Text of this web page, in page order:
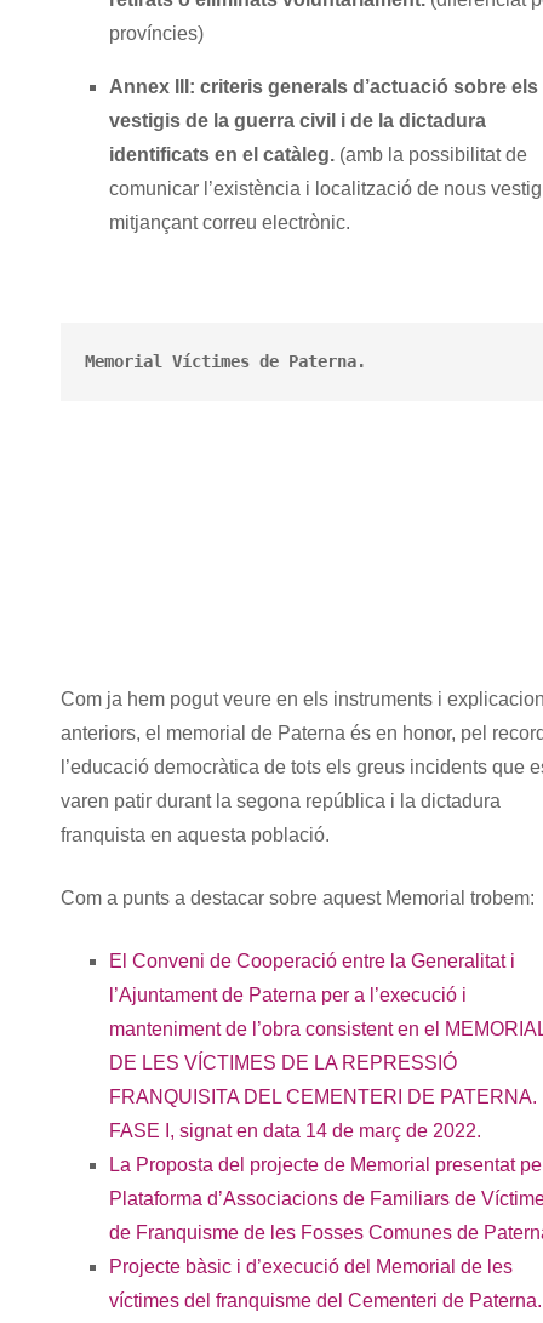
províncies)
Annex III: criteris generals d’actuació sobre els
vestigis de la guerra civil i de la dictadura
identificats en el catàleg. (amb la possibilitat de
comunicar l’existència i localització de nous
mitjançant correu electrònic.
Memorial Víctimes de Paterna.
Com ja hem pogut veure en els instruments i
anteriors, el memorial de Paterna és en honor, pel
l’educació democràtica de tots els greus incidents que
varen patir durant la segona república i la dictadura
franquista en aquesta població.
Com a punts a destacar sobre aquest Memorial trobem:
El Conveni de Cooperació entre la Generalitat i
l’Ajuntament de Paterna per a l’execució i
manteniment de l’obra consistent en el
DE LES VÍCTIMES DE LA REPRESSIÓ
FRANQUISITA DEL CEMENTERI DE PATERNA.
FASE I, signat en data 14 de març de 2022.
La Proposta del projecte de Memorial presentat
Plataforma d’Associacions de Familiars de
de Franquisme de les Fosses Comunes de
Projecte bàsic i d’execució del Memorial de les
víctimes del franquisme del Cementeri de Paterna.